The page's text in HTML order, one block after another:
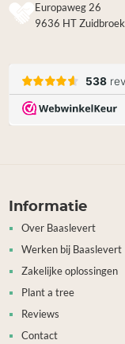
Europaweg 26
9636 HT Zuidbroek
Informatie
Over Baaslevert
Werken bij Baaslevert
Zakelijke oplossingen
Plant a tree
Reviews
Contact